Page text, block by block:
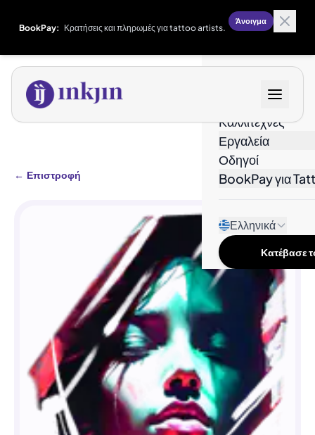
BookPay: Κρατήσεις και πληρωμές για tattoo artists.
Άνοιγμα
Καλλιτέχνες
Εργαλεία
Οδηγοί
BookPay για
Ελληνικά
Κατέβασε
← Επιστροφή